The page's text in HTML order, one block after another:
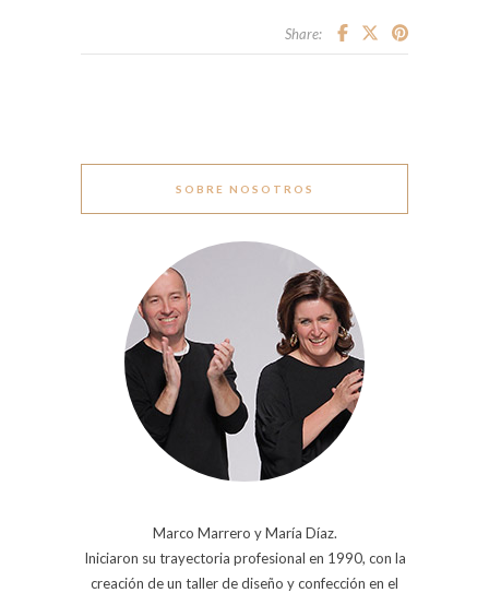
Share:
SOBRE NOSOTROS
Marco Marrero y María Díaz.
Iniciaron su trayectoria profesional en 1990, con la
creación de un taller de diseño y confección en el